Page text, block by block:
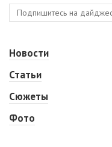
Новости
Статьи
Сюжеты
Фото